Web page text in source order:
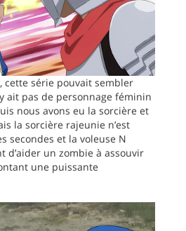
cette série pouvait sembler
ait pas de personnage féminin
nous avons eu la sorcière et
la sorcière rajeunie n’est
secondes et la voleuse N
d’aider un zombie à assouvir
une puissante